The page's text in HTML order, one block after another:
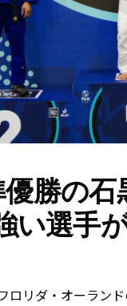
勝の
い選手
ロリダ・オーラン